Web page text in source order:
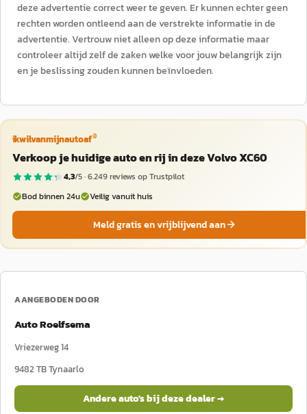
deze advertentie correct weer te geven. Er kunnen echter geen
rechten worden ontleend aan de verstrekte informatie in de
advertentie. Vertrouw niet alleen op deze informatie maar
controleer altijd zelf de zaken welke voor jouw belangrijk zijn
en je beslissing zouden kunnen beïnvloeden.
ikwilvanmijnautoaf®
Verkoop je huidige auto en rij in deze Volvo XC60
4,3/5 ·6.249reviews op Trustpilot
Bod binnen 24u
Veilig vanuit huis
Meld gratis en vrijblijvend aan
AANGEBODEN DOOR
Auto Roelfsema
Vriezerweg 14
9482 TBTynaarlo
Andere auto's bij deze dealer →